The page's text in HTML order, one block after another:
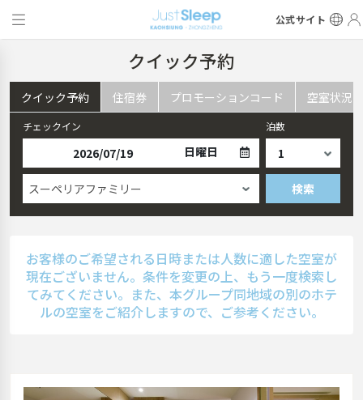
公式サイト
クイック予約
クイック予約 住宿券 プロモーションコード 空室状況
チェックイン
日曜日
泊数
スーペリアファミリー 検索
お客様のご希望される日時または人数に適した空室が
現在ございません。条件を変更の上、もう一度検索し
てみてください。また、本グループ同地域の別のホテ
ルの空室をご紹介しますので、ご参考ください。